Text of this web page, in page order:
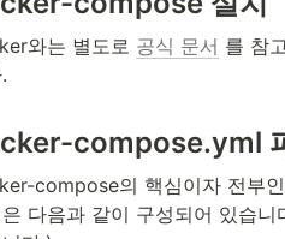
와는 별도로 공식 문서 를 참
compose.yml
compose의 핵심이자 전부
다음과 같이 구성되어 있습니